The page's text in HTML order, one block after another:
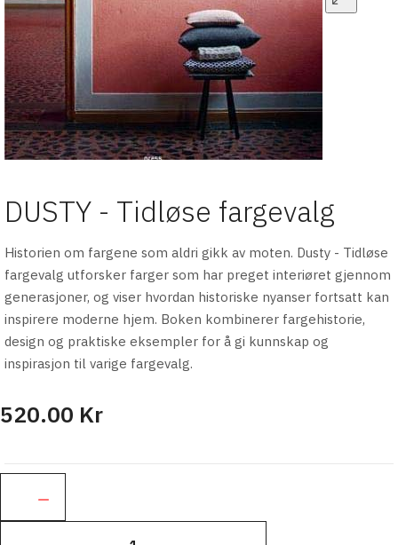
DUSTY - Tidløse fargevalg
Historien om fargene som aldri gikk av moten. Dusty - Tidløse
fargevalg utforsker farger som har preget interiøret gjennom
generasjoner, og viser hvordan historiske nyanser fortsatt kan
inspirere moderne hjem. Boken kombinerer fargehistorie,
design og praktiske eksempler for å gi kunnskap og
inspirasjon til varige fargevalg.
520.00 Kr